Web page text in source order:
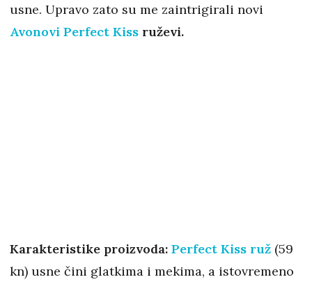
usne. Upravo zato su me zaintrigirali novi
Avonovi Perfect Kiss ruževi.
Karakteristike proizvoda: Perfect Kiss ruž (59
kn) usne čini glatkima i mekima, a istovremeno